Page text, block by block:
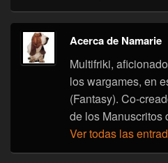
Acerca de Namarie
Multifriki,
los wargames, en
(Fantasy). Co-
de los Manuscritos
Ver todas las